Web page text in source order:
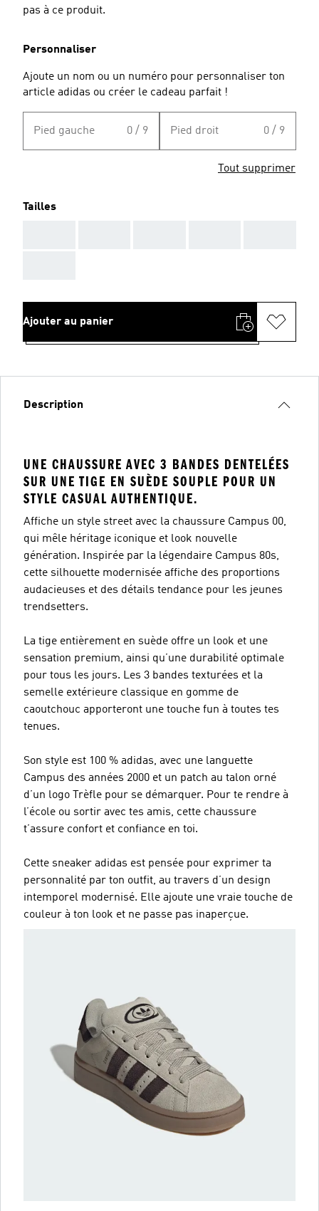
pas à ce produit.
Personnaliser
Ajoute un nom ou un numéro pour personnaliser ton
article adidas ou créer le cadeau parfait !
Pied gauche 0 / 9 Pied droit 0 / 9
Tout supprimer
Tailles
Ajouter au panier
Description
UNE CHAUSSURE AVEC 3 BANDES DENTELÉES
SUR UNE TIGE EN SUÈDE SOUPLE POUR UN
STYLE CASUAL AUTHENTIQUE.
Affiche un style street avec la chaussure Campus 00,
qui mêle héritage iconique et look nouvelle
génération. Inspirée par la légendaire Campus 80s,
cette silhouette modernisée affiche des proportions
audacieuses et des détails tendance pour les jeunes
trendsetters.
La tige entièrement en suède offre un look et une
sensation premium, ainsi qu’une durabilité optimale
pour tous les jours. Les 3 bandes texturées et la
semelle extérieure classique en gomme de
caoutchouc apporteront une touche fun à toutes tes
tenues.
Son style est 100 % adidas, avec une languette
Campus des années 2000 et un patch au talon orné
d’un logo Trèfle pour se démarquer. Pour te rendre à
l’école ou sortir avec tes amis, cette chaussure
t’assure confort et confiance en toi.
Cette sneaker adidas est pensée pour exprimer ta
personnalité par ton outfit, au travers d’un design
intemporel modernisé. Elle ajoute une vraie touche de
couleur à ton look et ne passe pas inaperçue.